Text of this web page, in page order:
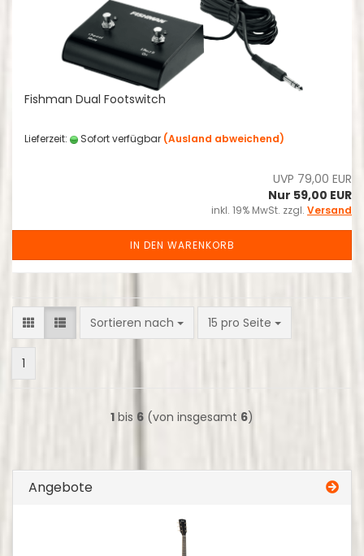
Fishman Dual Footswitch
Lieferzeit: Sofort verfügbar (Ausland abweichend)
UVP 79,00 EUR
Nur 59,00 EUR
inkl. 19% MwSt. zzgl. Versand
IN DEN WARENKORB
Sortieren nach
Sortieren nach 15 pro Seite
pro Seite
1
1 bis 6 (von insgesamt 6)
Angebote